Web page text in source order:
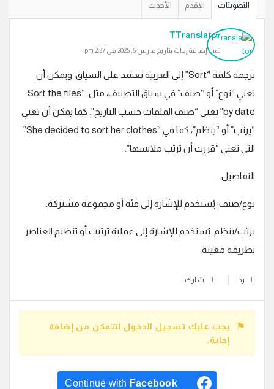
التصويتات الإقدم الأحدث
TTranslator
تمت إضافة إجابة بتاريخ مارس 6, 2025 في 2:37 pm
ترجمة كلمة “Sort” إلى العربية تعتمد على السياق، ويمكن أن
تعني “نوع” أو “صنف” في سياق التصنيف، مثل: “Sort the files
by date” تعني “صنف الملفات حسب التاريخ”. كما يمكن أن تعني
“يرتب” أو “ينظم”، كما في “She decided to sort her clothes”
التي تعني “قررت أن ترتب ملابسها”.
التفاصيل:
نوع/صنف: يُستخدم للإشارة إلى فئة أو مجموعة مشتركة.
يرتب/ينظم: يُستخدم للإشارة إلى عملية ترتيب أو تنظيم العناصر
بطريقة معينة.
رد شارك
يجب عليك تسجيل الدخول لتتمكن من إضافة
إجابة.
Continue with Facebook